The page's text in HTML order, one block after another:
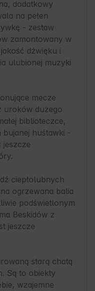
dodatkowy
na pełen
- zestaw
zamontowany w
dźwięku i
ulubionej muzyki
mecze
uroków dużego
biblioteczce,
huśtawki -
jeszcze
ciepłolubnych
ogrzewana balia
podświetlonym
Beskidów z
jeszcze
starą chatą
Są to obiekty
wzajemne